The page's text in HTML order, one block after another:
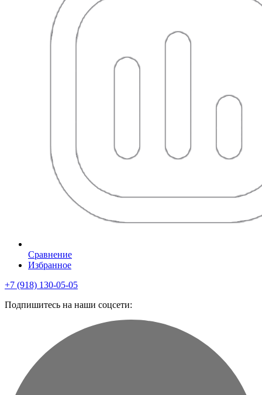
Сравнение
Избранное
+7 (918) 130-05-05
Подпишитесь на наши соцсети: